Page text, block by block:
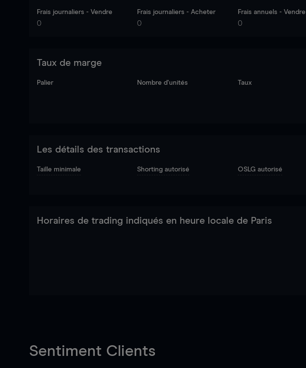
Frais journaliers - Vendre
0
Frais journaliers - Acheter
0
Frais annuels - Vendre
0
Taux de marge
Palier Nombre d’unités Taux
Les détails des transactions
Taille minimale Shorting autorisé OSLG autorisé
Horaires de trading indiqués en heure locale de Paris
Sentiment Clients